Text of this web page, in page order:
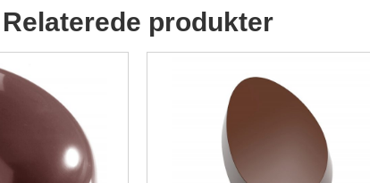
Relaterede produkter